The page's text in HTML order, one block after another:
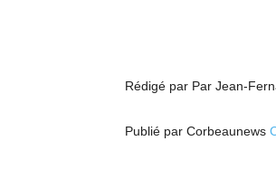
Rédigé par Par Jean-
Publié par Corbeaunews